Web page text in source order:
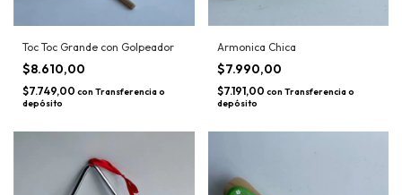
Toc Toc Grande con Golpeador
$8.610,00
$7.749,00 con Transferencia o
depósito
Armonica Chica
$7.990,00
$7.191,00 con Transferencia o
depósito